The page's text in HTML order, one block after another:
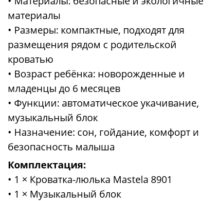
материалы
• Размеры: компактные, подходят для
размещения рядом с родительской
кроватью
• Возраст ребёнка: новорожденные и
младенцы до 6 месяцев
• Функции: автоматическое укачивание,
музыкальный блок
• Назначение: сон, гойдание, комфорт и
безопасность малыша
Комплектация:
• 1 × Кроватка-люлька Mastela 8901
• 1 × Музыкальный блок